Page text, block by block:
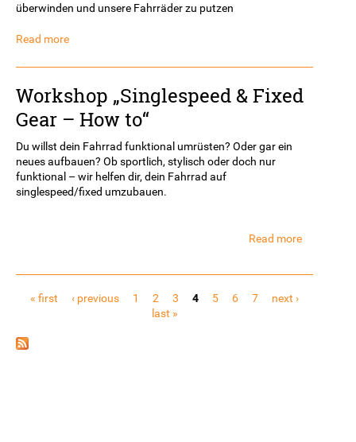
überwinden und unsere Fahrräder zu putzen
Read more
Workshop „Singlespeed & Fixed
Gear – How to“
Du willst dein Fahrrad funktional umrüsten? Oder gar ein
neues aufbauen? Ob sportlich, stylisch oder doch nur
funktional – wir helfen dir, dein Fahrrad auf
singlespeed/fixed umzubauen.
Read more
« first ‹ previous 1 2 3 4 5 6 7
next ›
last »